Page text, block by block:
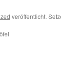
veröffentlicht.